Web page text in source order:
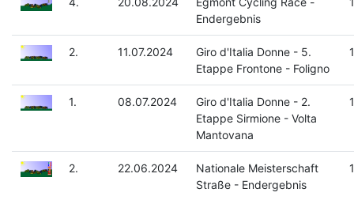
Endergebnis
2. 11.07.2024
Giro d'Italia Donne - 5.
Etappe Frontone - Foligno
1. 08.07.2024
Giro d'Italia Donne - 2.
Etappe Sirmione - Volta
Mantovana
2. 22.06.2024
Nationale Meisterschaft
Straße - Endergebnis